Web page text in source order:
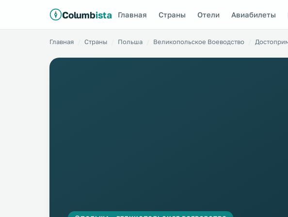
Columbista Главная Страны Отели Авиабилеты
Главная Страны Польша Великопольское Воеводство